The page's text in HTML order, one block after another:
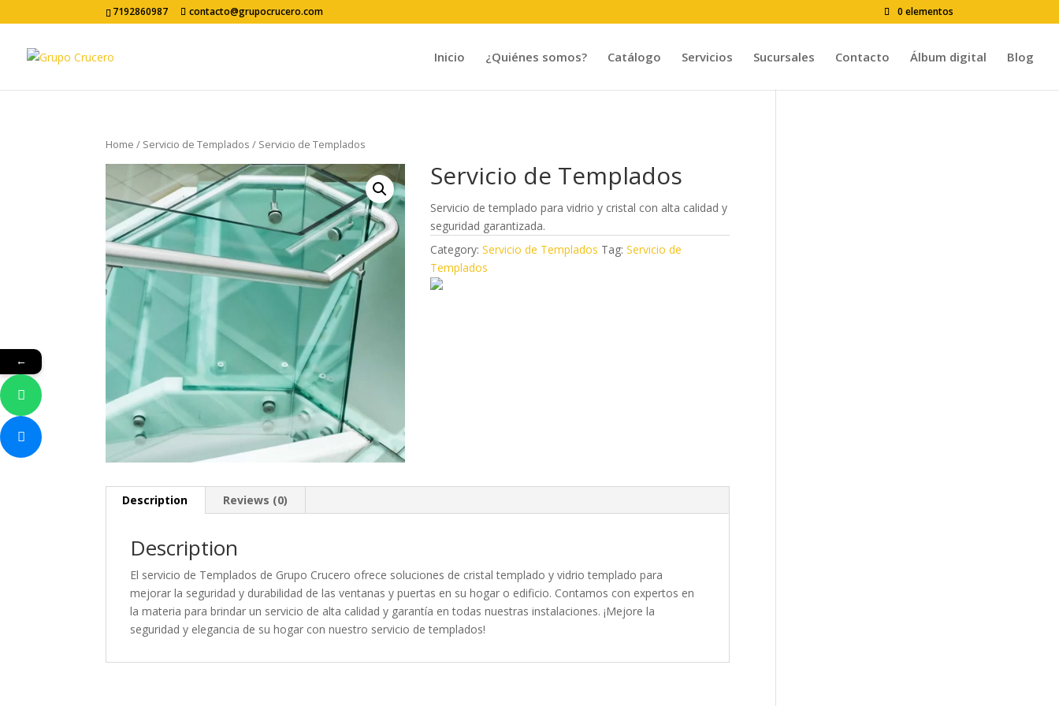
7192860987 contacto@grupocrucero.com 0 elementos
Inicio ¿Quiénes somos? Catálogo Servicios Sucursales Contacto Álbum digital Blog
Home / Servicio de Templados / Servicio de Templados
Servicio de Templados
Servicio de templado para vidrio y cristal con alta calidad y
seguridad garantizada.
Category:Servicio de Templados Tag:Servicio de
Templados
Description Reviews (0)
Description
El servicio de Templados de Grupo Crucero ofrece soluciones de cristal templado y vidrio templado para
mejorar la seguridad y durabilidad de las ventanas y puertas en su hogar o edificio. Contamos con expertos en
la materia para brindar un servicio de alta calidad y garantía en todas nuestras instalaciones. ¡Mejore la
seguridad y elegancia de su hogar con nuestro servicio de templados!
←